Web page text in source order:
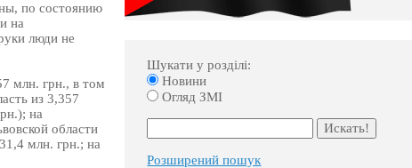
по состоянию
на
люди не
млн. грн., в том
из 3,357
на
области
млн. грн.; на
Шукати у розділі:
Новини
Огляд ЗМІ
Розширений пошук